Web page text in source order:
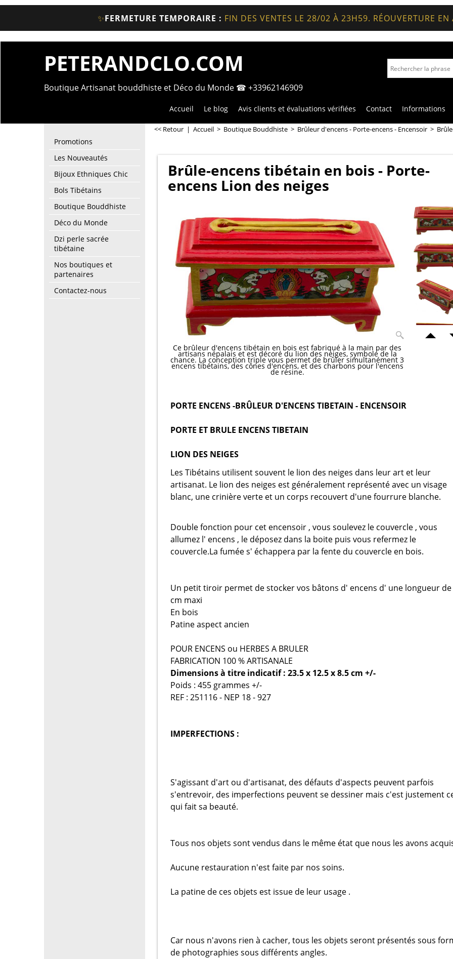
✨FERMETURE TEMPORAIRE : FIN DES VENTES LE 28/02 À 23H59. RÉOUVERTURE
PETERANDCLO.COM
Boutique Artisanat bouddhiste et Déco du Monde ☎ +33962146909
Accueil Le blog Avis clients et évaluations vérifiées Contact Informations
Promotions
Les Nouveautés
Bijoux Ethniques Chic
Bols Tibétains
Boutique Bouddhiste
Déco du Monde
Dzi perle sacrée
tibétaine
Nos boutiques et
partenaires
Contactez-nous
<< Retour | Accueil > Boutique Bouddhiste > Brûleur d'encens - Porte-encens - Encensoir >
Brûle-encens tibétain en bois - Porte-
encens Lion des neiges
Ce brûleur d'encens tibétain en bois est fabriqué à la main par des
artisans népalais et est décoré du lion des neiges, symbole de la
chance. La conception triple vous permet de brûler simultanément 3
encens tibétains, des cônes d'encens, et des charbons pour l'encens
de résine.
PORTE ENCENS -BRÛLEUR D'ENCENS TIBETAIN - ENCENSOIR
PORTE ET BRULE ENCENS TIBETAIN
LION DES NEIGES
Les Tibétains utilisent souvent le lion des neiges dans leur art et leur
artisanat. Le lion des neiges est généralement représenté avec un visage
blanc, une crinière verte et un corps recouvert d'une fourrure blanche.
Double fonction pour cet encensoir , vous soulevez le couvercle , vous
allumez l' encens , le déposez dans la boite puis vous refermez le
couvercle.La fumée s' échappera par la fente du couvercle en bois.
Un petit tiroir permet de stocker vos bâtons d' encens d' une longueur de
cm maxi
En bois
Patine aspect ancien
POUR ENCENS ou HERBES A BRULER
FABRICATION 100 % ARTISANALE
Dimensions à titre indicatif : 23.5 x 12.5 x 8.5 cm +/-
Poids : 455 grammes +/-
REF : 251116 - NEP 18 - 927
IMPERFECTIONS :
S'agissant d'art ou d'artisanat, des défauts d'aspects peuvent parfois
s'entrevoir, des imperfections peuvent se dessiner mais c'est justement
qui fait sa beauté.
Tous nos objets sont vendus dans le même état que nous les avons
Aucune restauration n'est faite par nos soins.
La patine de ces objets est issue de leur usage .
Car nous n'avons rien à cacher, tous les objets seront présentés sous
de photographies sous différents angles.